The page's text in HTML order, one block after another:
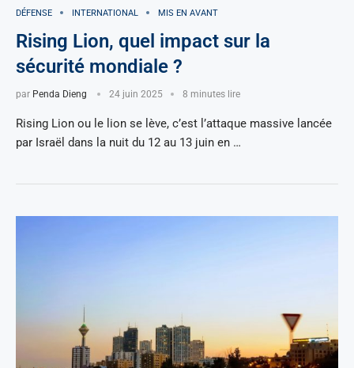
DÉFENSE INTERNATIONAL MIS EN AVANT
Rising Lion, quel impact sur la
sécurité mondiale ?
par Penda Dieng 24 juin 2025 8 minutes lire
Rising Lion ou le lion se lève, c’est l’attaque massive lancée
par Israël dans la nuit du 12 au 13 juin en …